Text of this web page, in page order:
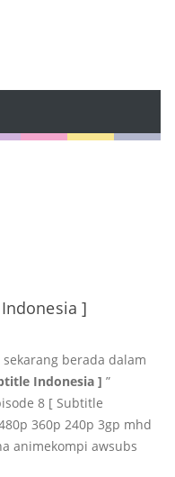
]
berada dalam
Indonesia ] ”
8 [ Subtitle
360p 240p 3gp mhd
animekompi awsubs